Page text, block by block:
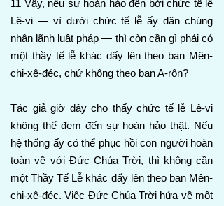
11 Vậy, nếu sự hoàn hảo đến bởi chức tế lễ
Lê-vi — vì dưới chức tế lễ ấy dân chúng
nhận lãnh luật pháp — thì còn cần gì phải có
một thầy tế lễ khác dấy lên theo ban Mên-
chi-xê-đéc, chứ không theo ban A-rôn?
Tác giả giờ đây cho thấy chức tế lễ Lê-vi
không thể đem đến sự hoàn hảo thật. Nếu
hệ thống ấy có thể phục hồi con người hoàn
toàn về với Đức Chúa Trời, thì không cần
một Thầy Tế Lễ khác dấy lên theo ban Mên-
chi-xê-đéc. Việc Đức Chúa Trời hứa về một